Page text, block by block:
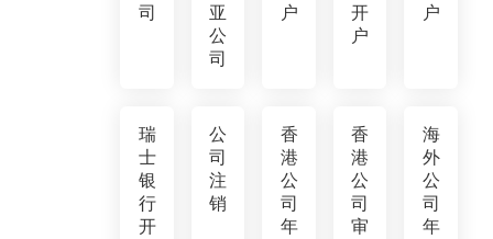
司
亚
公
司
户
开
户
户
瑞
士
银
行
开
公
司
注
销
香
港
公
司
年
香
港
公
司
审
海
外
公
司
年